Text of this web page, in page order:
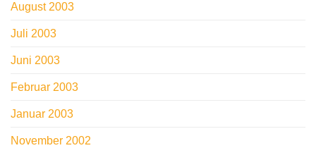
August 2003
Juli 2003
Juni 2003
Februar 2003
Januar 2003
November 2002